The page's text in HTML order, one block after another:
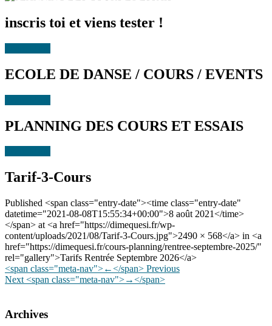
inscris toi et viens tester !
ECOLE DE DANSE / COURS / EVENTS
PLANNING DES COURS ET ESSAIS
Tarif-3-Cours
Published <span class="entry-date"><time class="entry-date"
datetime="2021-08-08T15:55:34+00:00">8 août 2021</time>
</span> at <a href="https://dimequesi.fr/wp-
content/uploads/2021/08/Tarif-3-Cours.jpg">2490 × 568</a> in <a
href="https://dimequesi.fr/cours-planning/rentree-septembre-2025/"
rel="gallery">Tarifs Rentrée Septembre 2026</a>
<span class="meta-nav">←</span> Previous
Next <span class="meta-nav">→</span>
Archives